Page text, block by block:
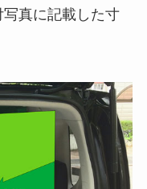
真に記載した寸